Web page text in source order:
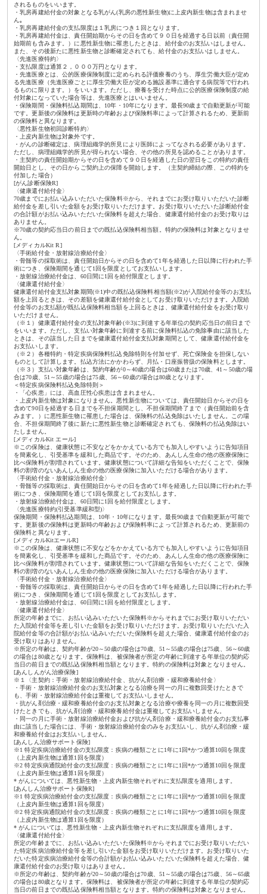
されるものをいいます。
・乳房再建給付金の対象となる乳がん(乳房の悪性新生物)に上皮内新生物は含まれませ
ん｡
・乳房再建給付金の支払限度は１乳房につき１回となります。
・乳房再建給付金は、責任開始期からその日を含めて９０日を経過する日以前（責任開
始期前も含みます。）に悪性新生物に罹患したときは、給付金のお支払いはしません。
また、その後新たに悪性新生物と診断確定されても、給付金のお支払いはしません。
〈先進医療特約〉
・支払限度は通算２，０００万円となります。
・先進医療とは、公的医療保険制度に定められる評価療養のうち、厚生労働大臣が定め
る先進医療（先進医療ごとに厚生労働大臣が定める施設基準に適合する病院等で行われ
るものに限ります。）をいいます。ただし、療養を受けた時点に公的医療保険制度の給
付対象になっていた場合等は、先進医療とはいいません。
・保険期間・保険料払込期間は、10年・10年になります。最長90歳まで自動更新が可能
です。更新後の保険料は更新時の年齢および保険料率によって計算されるため、更新前
の保険料と異なります。
〈悪性新生物初回診断特約〉
・上皮内新生物は対象外です。
・がんの診断確定は、病理組織学的所見により医師によってなされる必要があります。
ただし、病理組織学的所見が得られない場合、その他の所見を認めることがあります。
・主契約の責任開始期からその日を含めて９０日を経過した日の翌日をこの特約の責任
開始日とし、その日からご契約上の保障を開始します。（主契約締結の際、この特約を
付加した場合）
[がん診断保険R]
〈健康還付給付金〉
70歳までにお払い込みいただいた保険料※から、それまでにお受け取りいただいた診断
給付金を差し引いた金額をお受け取りいただけます。お受け取りいただいた診断給付金
の合計額がお払い込みいただいた保険料を超えた場合、健康還付給付金のお受け取りは
ありません。
※70歳の契約応当日の前日までの既払込保険料相当額。特約の保険料は対象となりませ
ん。
[メディカルKit R]
〈手術給付金・放射線治療給付金〉
・骨髄等の採取術は、責任開始日からその日を含めて1年を経過した日以降に行われた手
術につき、保険期間を通じて1回を限度としてお支払いします。
・放射線治療給付金は、60日間に1回を給付限度とします。
〈健康還付給付金〉
健康還付給付金支払対象期間(※1)中の既払込保険料相当額(※2)が入院給付金等のお支払
額を上回るときは、その差額を健康還付給付金としてお受け取りいただけます。入院給
付金等のお支払額が既払込保険料相当額を上回るときは、健康還付給付金をお受け取り
いただけません。
（※１）健康還付給付金の支払対象年齢(※3)に到達する年単位の契約応当日の前日まで
をいいます。ただし、支払い対象年齢に到達する前に保険料払込の免除事由に該当した
ときは、その該当した日までを健康還付給付金支払対象期間として、健康還付給付金を
お支払いします。
（※２）各種特約・特定疾病保険料払込免除特則を付加せず、死亡保険金を担保しない
ものとして計算します。払込方法にかかわらず、月払・口座振替扱の保険料とします。
（※３）支払い対象年齢は、契約年齢が0～40歳の場合は60歳または70歳、41～50歳の場
合は70歳、51～55歳の場合は75歳、56～60歳の場合は80歳となります。
＜特定疾病保険料払込免除特則＞
・「心疾患」には、高血圧性心疾患は含まれません。
・上皮内新生物は対象になりません。悪性新生物については、責任開始日からその日を
含めて90日を経過する日までを不担保期間とし、不担保期間終了まで（責任開始前を含
みます。）に悪性新生物に罹患した場合は、保険料の払込免除はいたしません。この場
合、不担保期間終了後に新たに悪性新生物と診断確定されても、保険料の払込免除はい
たしません。
[メディカルKit エール]
※この保険は、健康状態に不安などをかかえている方でも加入しやすいように告知項目
を簡素化し、引受基準を緩和した商品です。そのため、あんしん生命の他の医療保険に
比べ保険料が割増されています。健康状態について詳細な告知をいただくことで、保険
料の割増のないあんしん生命の他の医療保険に加入いただける場合があります。
〈手術給付金・放射線治療給付金〉
・骨髄等の採取術は、責任開始日からその日を含めて1年を経過した日以降に行われた手
術につき、保険期間を通じて1回を限度としてお支払します。
・放射線治療給付金は、60日間に1回を給付限度とします。
〈先進医療特約(引受基準緩和型)〉
保険期間・保険料払込期間は、10年・10年になります。最長90歳まで自動更新が可能で
す。更新後の保険料は更新時の年齢および保険料率によって計算されるため、更新前の
保険料と異なります。
[メディカルKitエールR]
※この保険は、健康状態に不安などをかかえている方でも加入しやすいように告知項目
を簡素化し、引受基準を緩和した商品です。そのため、あんしん生命の他の医療保険に
比べ保険料が割増されています。健康状態について詳細な告知をいただくことで、保険
料の割増のないあんしん生命の他の医療保険に加入いただける場合があります。
〈手術給付金・放射線治療給付金〉
・骨髄等の採取術は、責任開始日からその日を含めて1年を経過した日以降に行われた手
術につき、保険期間を通じて1回を限度としてお支払します。
・放射線治療給付金は、60日間に1回を給付限度とします。
〈健康還付給付金〉
所定の年齢までに、お払い込みいただいた保険料※からそれまでにお受け取りいただい
た入院給付金等を差し引いた金額をお受け取りいただけます。お受け取りいただいた入
院給付金等の合計額がお払い込みいただいた保険料を超えた場合、健康還付給付金のお
受け取りはありません。
※所定の年齢は、契約年齢が20～50歳の場合は70歳、51～55歳の場合は75歳、56～60歳
の場合は80歳となります。保険料は、被保険者が所定の年齢に到達する年単位の契約応
当日の前日までの既払込保険料相当額となります。特約の保険料は対象となりません。
[あんしんがん治療保険]
※１〈主契約：手術・放射線治療給付金、抗がん剤治療・緩和療養給付金〉
・手術・放射線治療給付金のお支払対象となる治療を同一の月に複数回受けたときで
も、手術・放射線治療給付金は重複してお支払いしません。
・抗がん剤治療・緩和療養給付金のお支払対象となる治療や療養を同一の月に複数回受
けたときでも、抗がん剤治療・緩和療養給付金は重複してお支払いしません。
・同一の月に手術・放射線治療給付金および抗がん剤治療・緩和療養給付金のお支払事
由に該当した場合には、手術・放射線治療給付金のみをお支払いし、抗がん剤治療・緩
和療養給付金はお支払いしません。
[あんしん治療サポート保険]
※1 特定疾病治療給付金の支払限度：疾病の種類ごとに1年に1回*かつ通算10回を限度
（上皮内新生物は通算1回を限度）
※2 特定疾病通院給付金の支払限度：疾病の種類ごとに1年に1回*かつ通算10回を限度
（上皮内新生物は通算1回を限度）
* がんについては、悪性新生物・上皮内新生物それぞれに支払限度を適用します。
[あんしん治療サポート保険R]
※1 特定疾病治療給付金の支払限度：疾病の種類ごとに1年に1回*かつ通算10回を限度
（上皮内新生物は通算1回を限度）
※2 特定疾病通院給付金の支払限度：疾病の種類ごとに1年に1回*かつ通算10回を限度
（上皮内新生物は通算1回を限度）
* がんについては、悪性新生物・上皮内新生物それぞれに支払限度を適用します。
〈健康還付給付金〉
所定の年齢までに、お払い込みいただいた保険料※からそれまでにお受け取りいただい
た特定疾病治療給付金等を差し引いた金額をお受け取りいただけます。お受け取りいた
だいた特定疾病治療給付金等の合計額がお払い込みいただいた保険料を超えた場合、健
康還付給付金のお受け取りはありません。
※所定の年齢は、契約年齢が20～50歳の場合は70歳、51～55歳の場合は75歳、56～65歳
の場合は80歳となります。保険料は、被保険者が所定の年齢に到達する年単位の契約応
当日の前日までの既払込保険料相当額となります。特約の保険料は対象となりません。